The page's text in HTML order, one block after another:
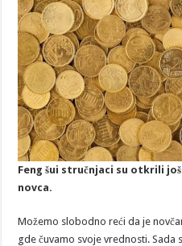
Feng šui stručnjaci su otkrili
novca.
Možemo slobodno reći da je
gde čuvamo svoje vrednosti. Sada